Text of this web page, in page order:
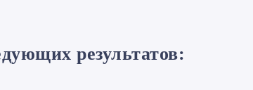
результатов: